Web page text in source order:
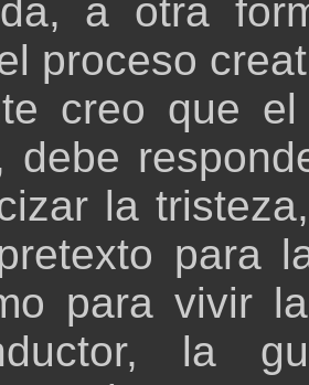
a otra
proceso
creo que
debe
la
para
para vivir
la